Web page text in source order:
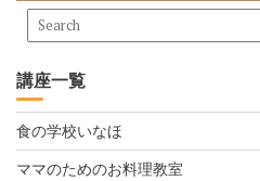
講座一覧
食の学校いなほ
ママのためのお料理教室